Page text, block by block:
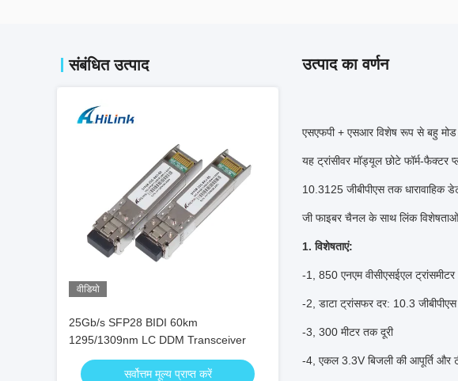
संबंधित उत्पाद
वीडियो
25Gb/s SFP28 BIDI 60km
1295/1309nm LC DDM Transceiver
सर्वोत्तम मूल्य प्राप्त करें
उत्पाद का वर्णन
एसएफपी + एसआर विशेष रूप से बहु मोड
यह ट्रांसीवर मॉड्यूल छोटे फॉर्म-
10.3125 जीबीपीएस तक
जी फाइबर चैनल के साथ लिंक
1. विशेषताएं:
-1, 850 एनएम वीसीएसईएल ट्रांसमीटर
-2, डाटा ट्रांसफर दर: 10.3 जीबीपीएस
-3, 300 मीटर तक दूरी
-4, एकल 3.3V बिजली की आपूर्ति और